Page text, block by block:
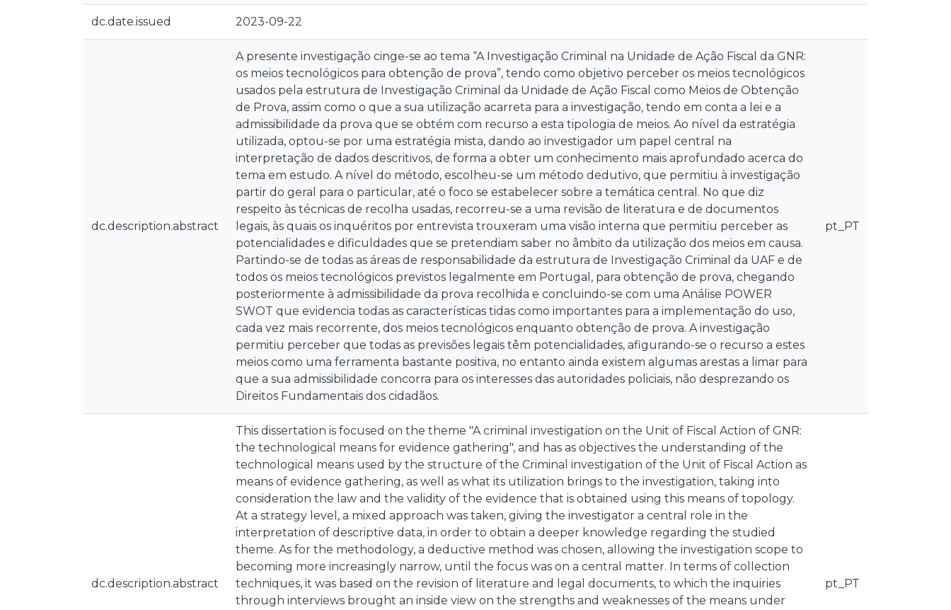
dc.date.issued 2023-09-22
dc.description.abstract
A presente investigação cinge-se ao tema “A Investigação Criminal na Unidade de Ação Fiscal da GNR:
os meios tecnológicos para obtenção de prova”, tendo como objetivo perceber os meios tecnológicos
usados pela estrutura de Investigação Criminal da Unidade de Ação Fiscal como Meios de Obtenção
de Prova, assim como o que a sua utilização acarreta para a investigação, tendo em conta a lei e a
admissibilidade da prova que se obtém com recurso a esta tipologia de meios. Ao nível da estratégia
utilizada, optou-se por uma estratégia mista, dando ao investigador um papel central na
interpretação de dados descritivos, de forma a obter um conhecimento mais aprofundado acerca do
tema em estudo. A nível do método, escolheu-se um método dedutivo, que permitiu à investigação
partir do geral para o particular, até o foco se estabelecer sobre a temática central. No que diz
respeito às técnicas de recolha usadas, recorreu-se a uma revisão de literatura e de documentos
legais, às quais os inquéritos por entrevista trouxeram uma visão interna que permitiu perceber as
potencialidades e dificuldades que se pretendiam saber no âmbito da utilização dos meios em causa.
Partindo-se de todas as áreas de responsabilidade da estrutura de Investigação Criminal da UAF e de
todos os meios tecnológicos previstos legalmente em Portugal, para obtenção de prova, chegando
posteriormente à admissibilidade da prova recolhida e concluindo-se com uma Análise POWER
SWOT que evidencia todas as características tidas como importantes para a implementação do uso,
cada vez mais recorrente, dos meios tecnológicos enquanto obtenção de prova. A investigação
permitiu perceber que todas as previsões legais têm potencialidades, afigurando-se o recurso a estes
meios como uma ferramenta bastante positiva, no entanto ainda existem algumas arestas a limar para
que a sua admissibilidade concorra para os interesses das autoridades policiais, não desprezando os
Direitos Fundamentais dos cidadãos.
pt_PT
dc.description.abstract
This dissertation is focused on the theme "A criminal investigation on the Unit of Fiscal Action of GNR:
the technological means for evidence gathering", and has as objectives the understanding of the
technological means used by the structure of the Criminal investigation of the Unit of Fiscal Action as
means of evidence gathering, as well as what its utilization brings to the investigation, taking into
consideration the law and the validity of the evidence that is obtained using this means of topology.
At a strategy level, a mixed approach was taken, giving the investigator a central role in the
interpretation of descriptive data, in order to obtain a deeper knowledge regarding the studied
theme. As for the methodology, a deductive method was chosen, allowing the investigation scope to
becoming more increasingly narrow, until the focus was on a central matter. In terms of collection
techniques, it was based on the revision of literature and legal documents, to which the inquiries
through interviews brought an inside view on the strengths and weaknesses of the means under
pt_PT